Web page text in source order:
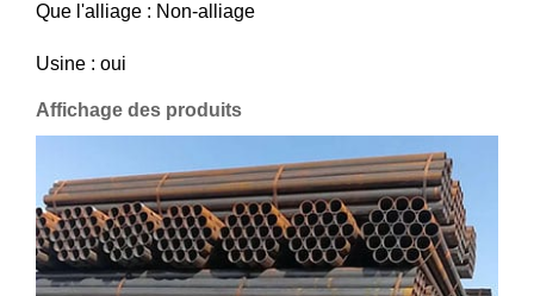
Que l'alliage : Non-alliage
Usine : oui
Affichage des produits